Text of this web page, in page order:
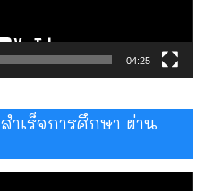
04:25
ำเร็จการศึกษา ผ่าน